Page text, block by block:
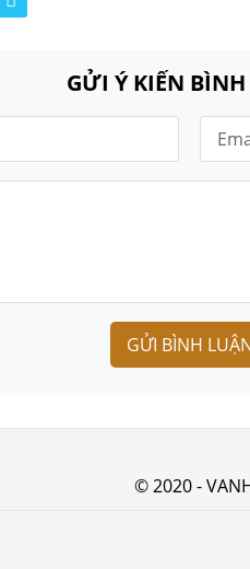
GỬI Ý KIẾN
GỬI BÌNH
© 2020 -